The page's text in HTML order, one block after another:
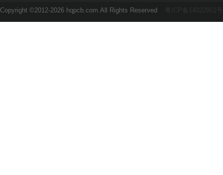
Copyright ©2012-2026 hqpcb.com.All Rights Reserved